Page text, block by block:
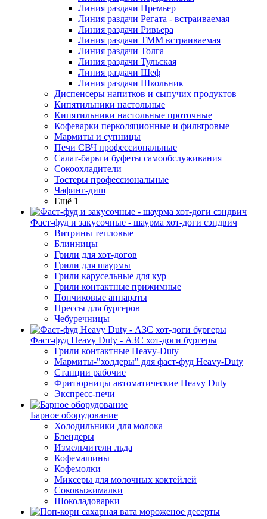
Линия раздачи Премьер
Линия раздачи Регата - встраиваемая
Линия раздачи Ривьера
Линия раздачи ТММ встраиваемая
Линия раздачи Толга
Линия раздачи Тульская
Линия раздачи Шеф
Линия раздачи Школьник
Диспенсеры напитков и сыпучих продуктов
Кипятильники настольные
Кипятильники настольные проточные
Кофеварки перколяционные и фильтровые
Мармиты и супницы
Печи СВЧ профессиональные
Салат-бары и буфеты самообслуживания
Сокоохладители
Тостеры профессиональные
Чафинг-диш
Ещё 1
Фаст-фуд и закусочные - шаурма хот-доги сэндвич
Витрины тепловые
Блинницы
Грили для хот-догов
Грили для шаурмы
Грили карусельные для кур
Грили контактные прижимные
Пончиковые аппараты
Прессы для бургеров
Чебуречницы
Фаст-фуд Heavy Duty - АЗС хот-доги бургеры
Грили контактные Heavy-Duty
Мармиты-"холдеры" для фаст-фуд Heavy-Duty
Станции рабочие
Фритюрницы автоматические Heavy Duty
Экспресс-печи
Барное оборудование
Холодильники для молока
Блендеры
Измельчители льда
Кофемашины
Кофемолки
Миксеры для молочных коктейлей
Соковыжималки
Шоколадоварки